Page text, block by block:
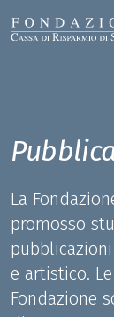
La
promosso
e artistico.
Fondazione